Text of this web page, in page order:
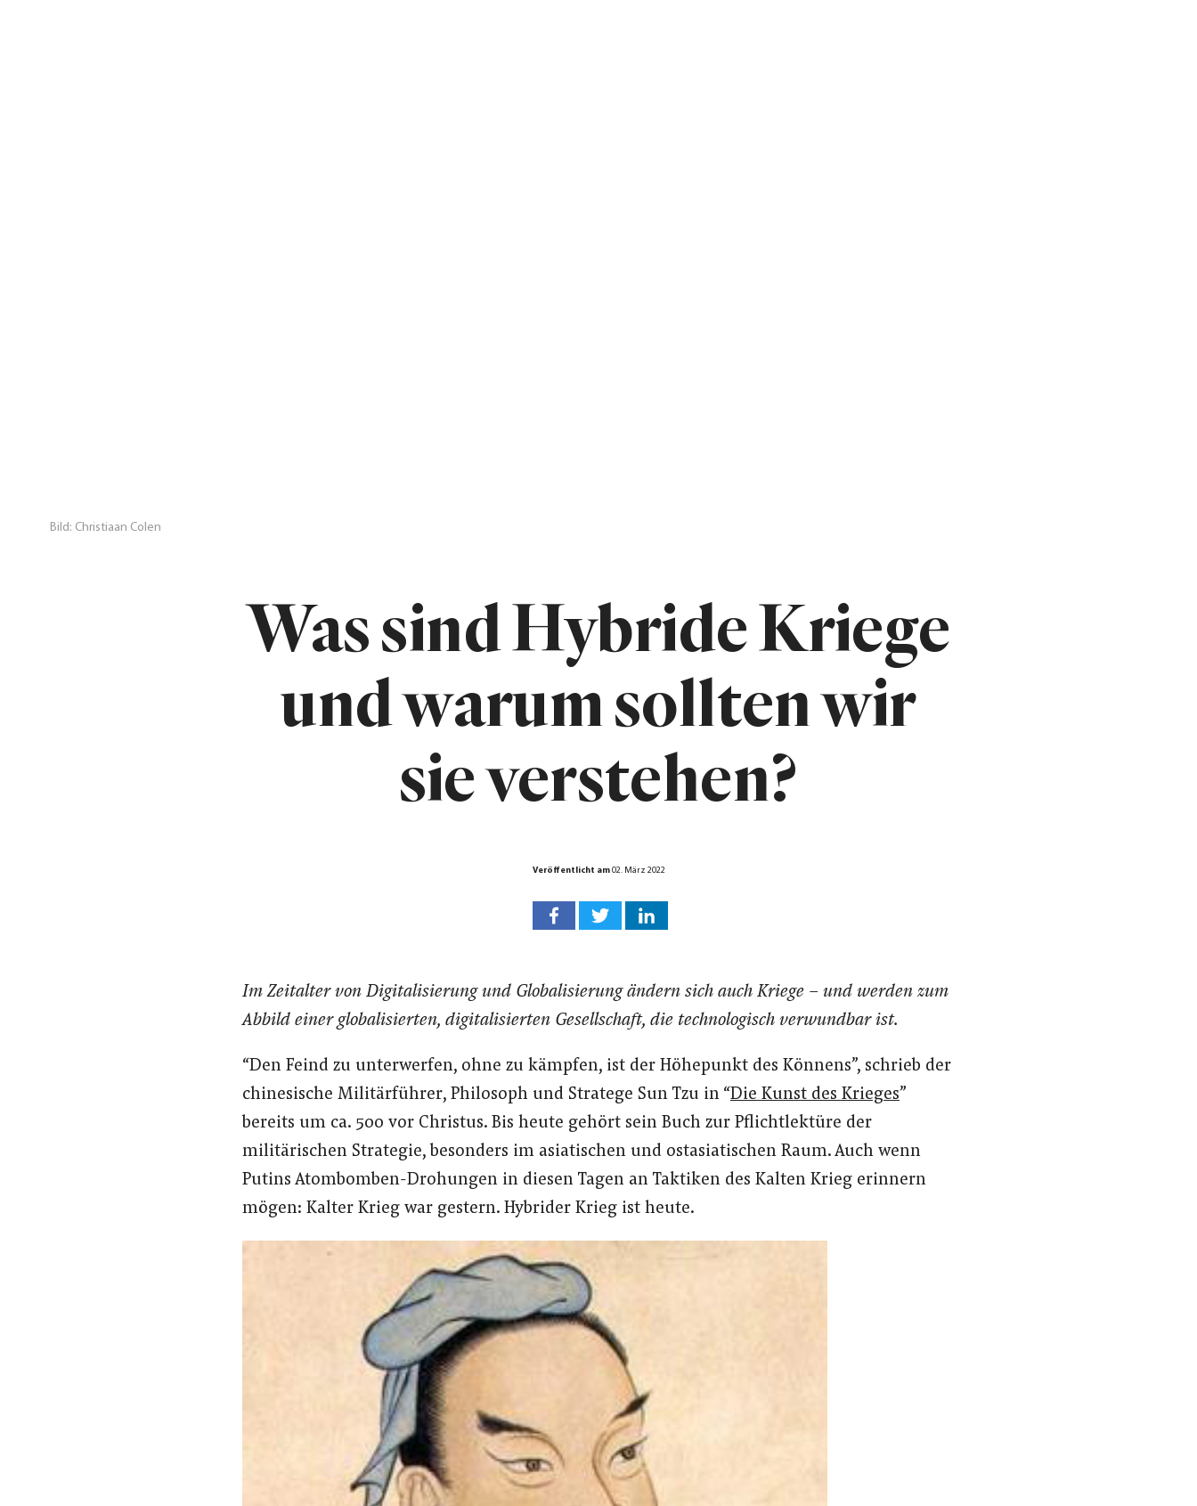
Bild: Christiaan Colen
Was sind Hybride Kriege
und warum sollten wir
sie verstehen?
Veröffentlicht am 02. März 2022
Im Zeitalter von Digitalisierung und Globalisierung ändern sich auch Kriege – und werden zum
Abbild einer globalisierten, digitalisierten Gesellschaft, die technologisch verwundbar ist.
“Den Feind zu unterwerfen, ohne zu kämpfen, ist der Höhepunkt des Könnens”, schrieb der
chinesische Militärführer, Philosoph und Stratege Sun Tzu in “Die Kunst des Krieges”
bereits um ca. 500 vor Christus. Bis heute gehört sein Buch zur Pflichtlektüre der
militärischen Strategie, besonders im asiatischen und ostasiatischen Raum. Auch wenn
Putins Atombomben-Drohungen in diesen Tagen an Taktiken des Kalten Krieg erinnern
mögen: Kalter Krieg war gestern. Hybrider Krieg ist heute.